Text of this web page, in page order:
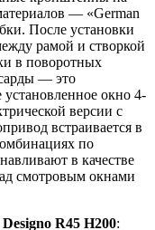
— «German
После установки
рамой и створкой
в поворотных
— это
окно 4-
версии с
встраивается в
по
в качестве
смотровым окнами
R45 H200: